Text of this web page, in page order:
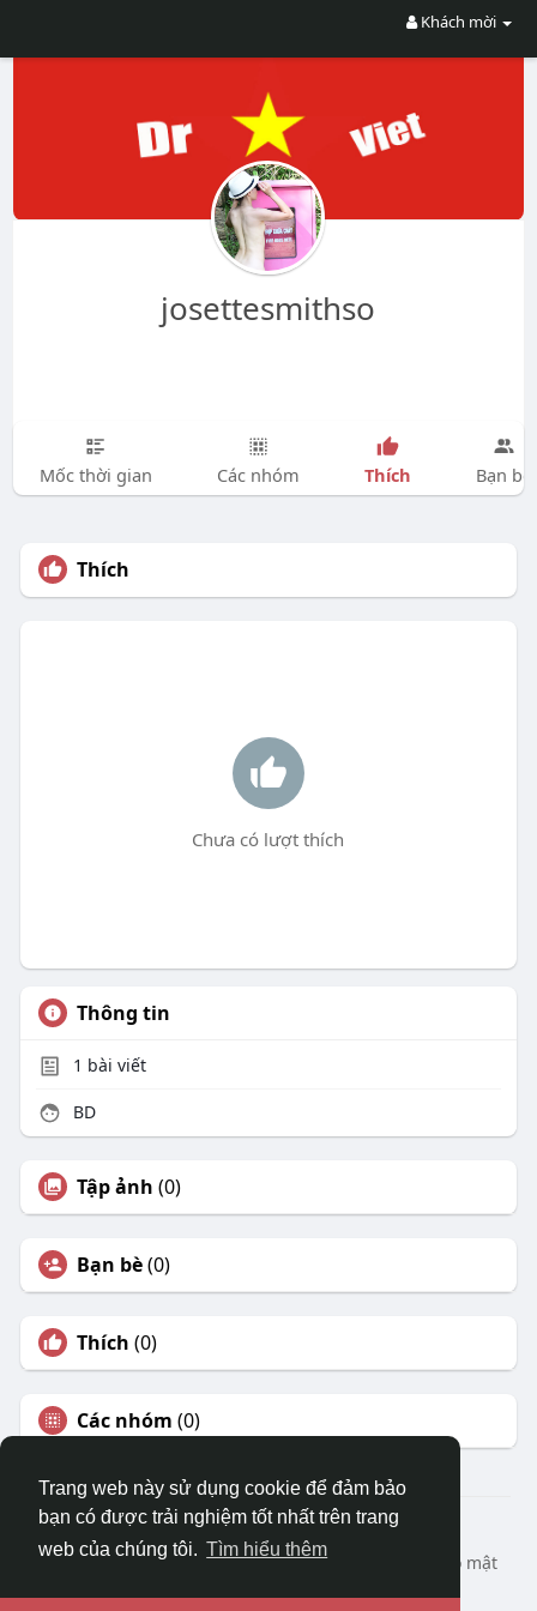
Trang web này sử dụng cookie để đảm bảo
bạn có được trải nghiệm tốt nhất trên trang
web của chúng tôi. Tìm hiểu thêm
Khách mời
josettesmithso
Mốc thời gian Các nhóm Thích Bạn bè
Thích
Chưa có lượt thích
Thông tin
1 bài viết
BD
Tập ảnh (0)
Bạn bè(0)
Thích (0)
Các nhóm (0)
© 2026 DRVIET.COM
Nhà
Bao Quát Liên hệ chúng tôi
Chính sách bảo mật